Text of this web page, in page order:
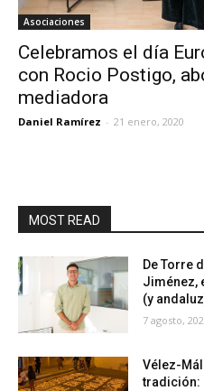
Asociaciones
Celebramos el día
con Rocio Postigo,
mediadora
Daniel Ramírez - 21 enero, 2020
MOST READ
De Torre
Jiménez,
(y
7 agosto,
Vélez-
tradición: